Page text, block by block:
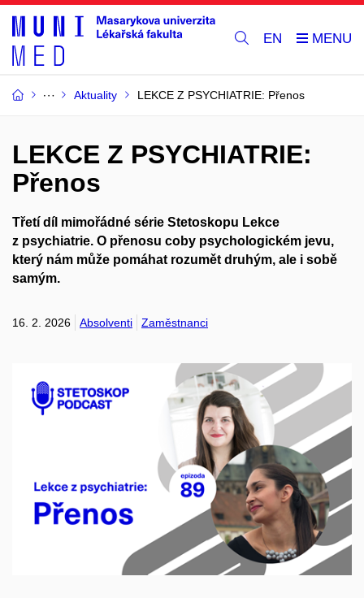
EN
Aktuality LEKCE Z PSYCHIATRIE: Přenos
LEKCE Z PSYCHIATRIE:
Přenos
Třetí díl mimořádné série Stetoskopu Lekce
z psychiatrie. O přenosu coby psychologickém jevu,
který nám může pomáhat rozumět druhým, ale i sobě
samým.
16. 2. 2026 Absolventi Zaměstnanci